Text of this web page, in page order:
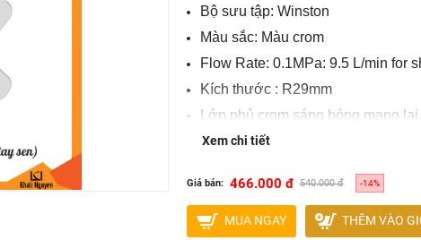
Bộ sưu tập: Winston
Màu sắc: Màu crom
Flow Rate: 0.1MPa: 9.5 L/min for
Kích thước : R29mm
Lớp phủ crom sáng bóng mang
Bảo hành 2 năm
Xem chi tiết
Giá bán: 466.000 đ 540.000 đ -14%
MUA NGAY THÊM VÀO